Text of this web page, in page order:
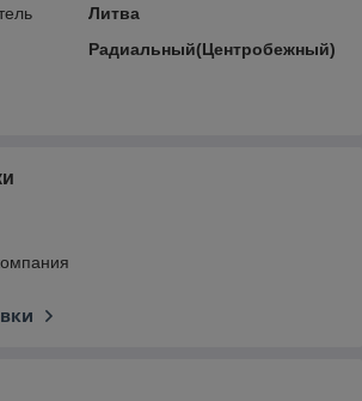
Литва
Радиальный(Центробежный)